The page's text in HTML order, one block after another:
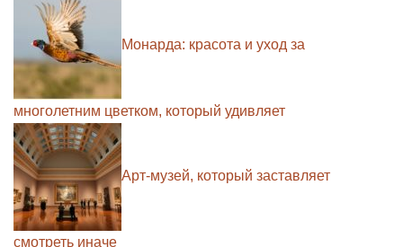
Монарда: красота и уход за
многолетним цветком, который удивляет
Арт-музей, который заставляет
смотреть иначе